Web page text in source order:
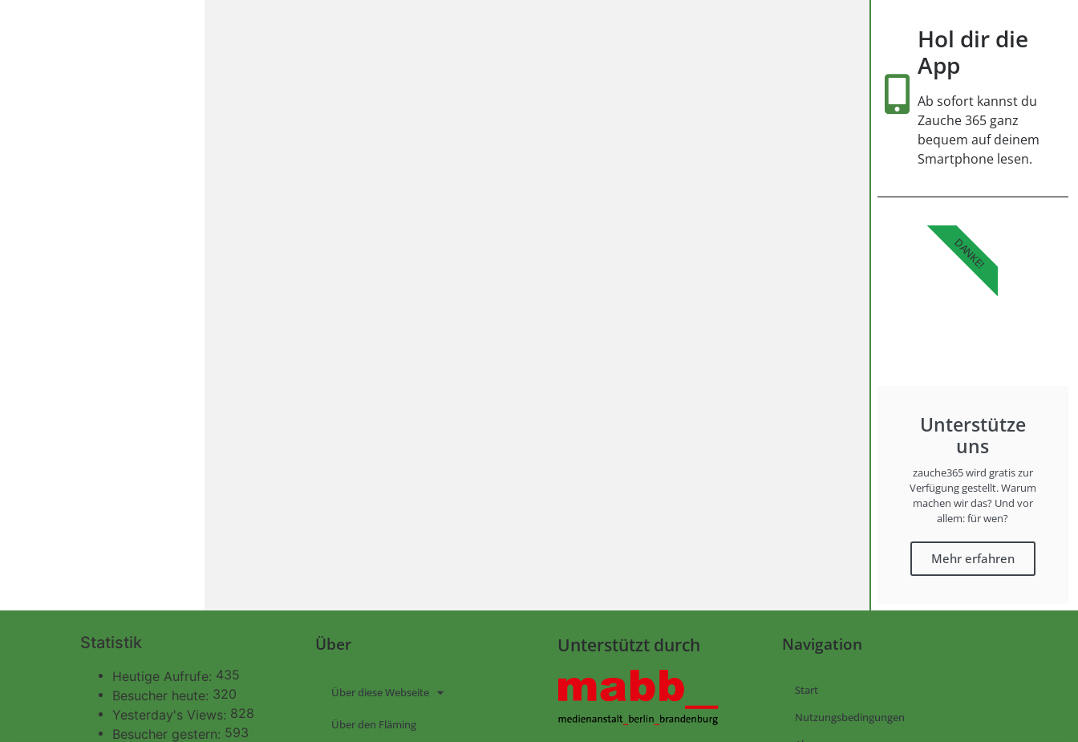
Hol dir die
App
Ab sofort kannst du
Zauche 365 ganz
bequem auf deinem
Smartphone lesen.
Unterstütze
uns
zauche365 wird gratis zur
Verfügung gestellt. Warum
machen wir das? Und vor
allem: für wen?
Mehr erfahren
DANKE!
Statistik
Heutige Aufrufe: 435
Besucher heute: 320
Yesterday's Views: 828
Besucher gestern: 593
Über
Über diese Webseite
Über den Fläming
Unterstützt durch Navigation
Start
Nutzungsbedingungen